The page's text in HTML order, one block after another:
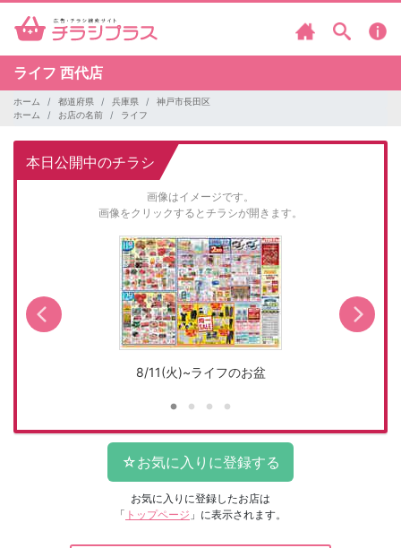
ライフ 西代店
ホーム 都道府県 兵庫県
神戸市長田区
ホーム
お店の名前 ライフ
本日公開中のチラシ
画像はイメージです。
画像をクリックするとチラシが開きます。
8/11(火)~ライフのお盆
お気に入りに登録したお店は
「 トップページ 」に表示されます。